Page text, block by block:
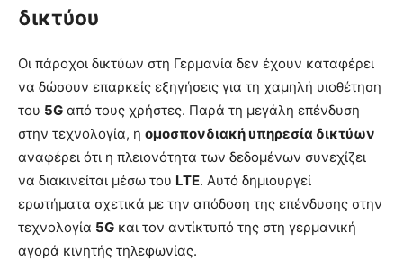
δικτύου
Οι πάροχοι δικτύων στη Γερμανία δεν έχουν καταφέρει
να δώσουν επαρκείς εξηγήσεις για τη χαμηλή υιοθέτηση
του 5G από τους χρήστες. Παρά τη μεγάλη επένδυση
στην τεχνολογία, η ομοσπονδιακή υπηρεσία δικτύων
αναφέρει ότι η πλειονότητα των δεδομένων συνεχίζει
να διακινείται μέσω του LTE. Αυτό δημιουργεί
ερωτήματα σχετικά με την απόδοση της επένδυσης στην
τεχνολογία 5G και τον αντίκτυπό της στη γερμανική
αγορά κινητής τηλεφωνίας.